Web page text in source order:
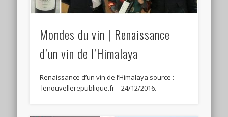
Mondes du vin | Renaissance
d’un vin de l’Himalaya
Renaissance d’un vin de l’Himalaya source :
lenouvellerepublique.fr – 24/12/2016.